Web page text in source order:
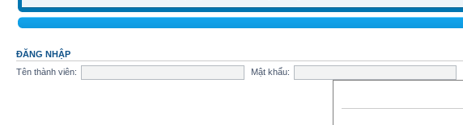
ĐĂNG NHẬP
Tên thành viên:
Mật khẩu: